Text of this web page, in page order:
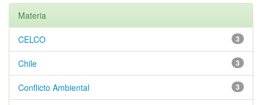
Materia
3
CELCO
3
Chile
3
Conflicto Ambiental